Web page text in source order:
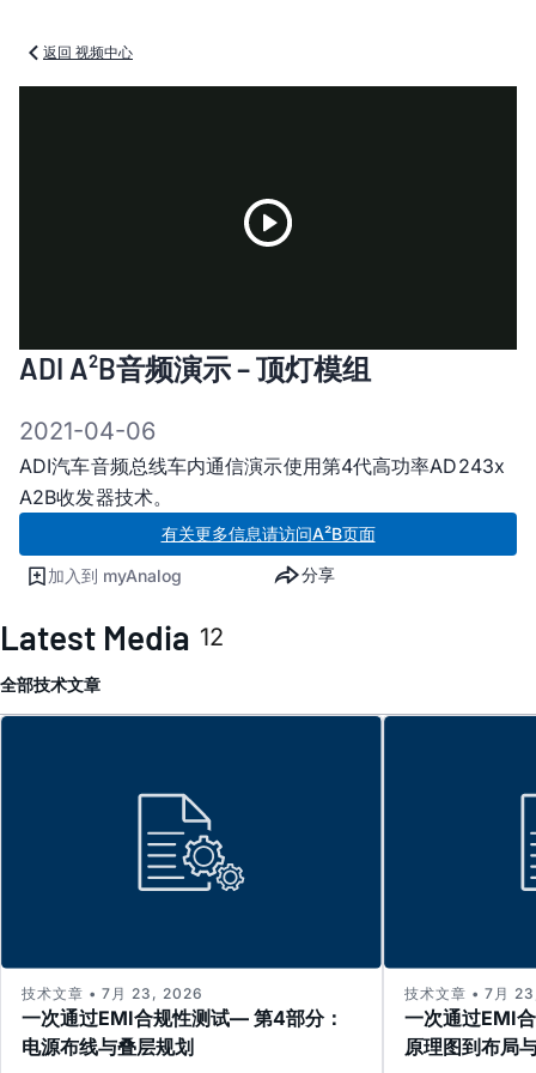
返回 视频中心
Video
ADI A²B音频演示 – 顶灯模组
2021-04-06
ADI汽车音频总线车内通信演示使用第4代高功率AD243x
A2B收发器技术。
有关更多信息请访问A²B页面
加入到 myAnalog 分享
Latest Media 12
全部技术文章
一次通过EMI合规性测试— 第4部分：
电源布线与叠层规划
技术文章 • 7月 23, 2026
一次通过EMI
原理图到布局
技术文章 • 7月